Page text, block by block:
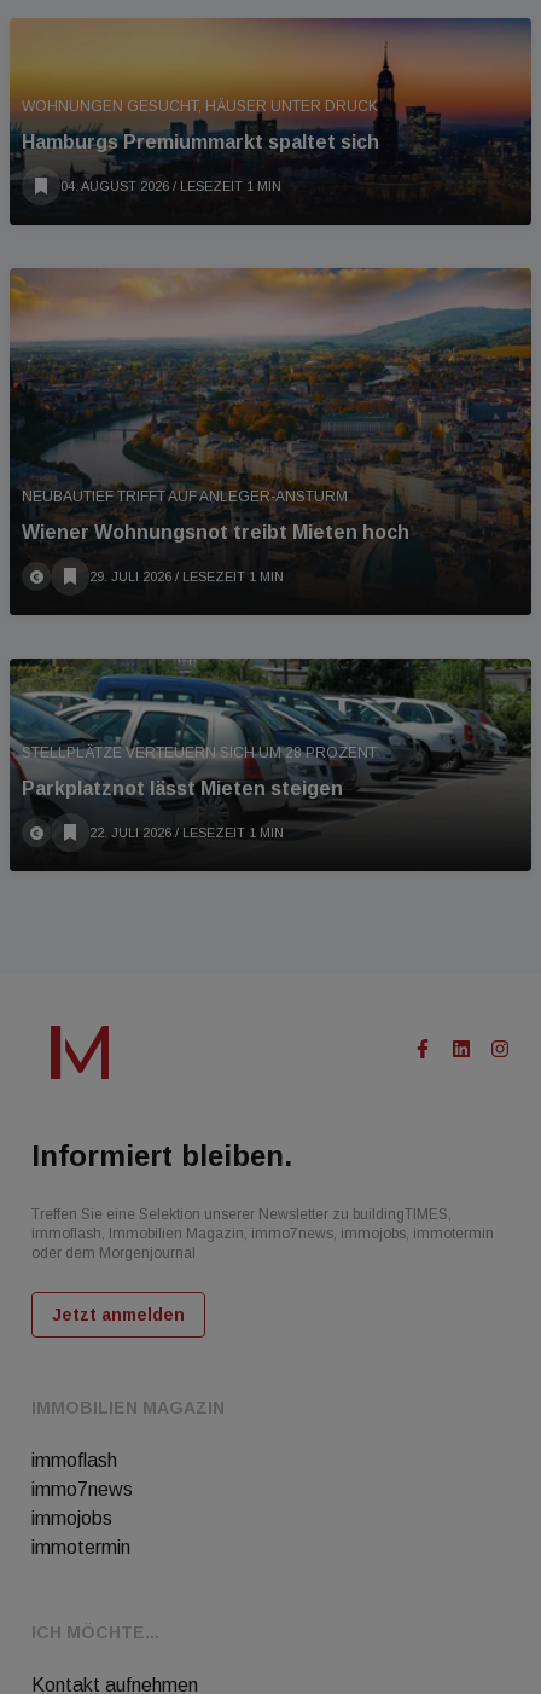
WOHNUNGEN GESUCHT, HÄUSER UNTER DRUCK
Hamburgs Premiummarkt spaltet sich
04. AUGUST 2026 / LESEZEIT 1 MIN
NEUBAUTIEF TRIFFT AUF ANLEGER-ANSTURM
Wiener Wohnungsnot treibt Mieten hoch
29. JULI 2026 / LESEZEIT 1 MIN
STELLPLÄTZE VERTEUERN SICH UM 28 PROZENT
Parkplatznot lässt Mieten steigen
22. JULI 2026 / LESEZEIT 1 MIN
IMMOBILIEN MAGAZIN
immoflash
immo7news
immojobs
immotermin
ICH MÖCHTE...
Kontakt aufnehmen
Informiert bleiben.
Treffen Sie eine Selektion unserer Newsletter zu buildingTIMES,
immoflash, Immobilien Magazin, immo7news, immojobs, immotermin
oder dem Morgenjournal
Jetzt anmelden